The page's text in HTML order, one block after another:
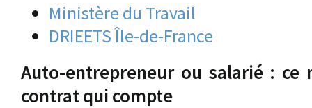
Ministère du Travail
DRIEETS Île-de-France
Auto-entrepreneur ou salarié : ce
contrat qui compte